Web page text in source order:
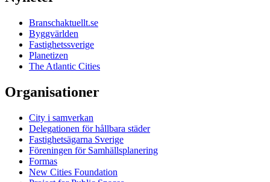
Branschaktuellt.se
Byggvärlden
Fastighetssverige
Planetizen
The Atlantic Cities
Organisationer
City i samverkan
Delegationen för hållbara städer
Fastighetsägarna Sverige
Föreningen för Samhällsplanering
Formas
New Cities Foundation